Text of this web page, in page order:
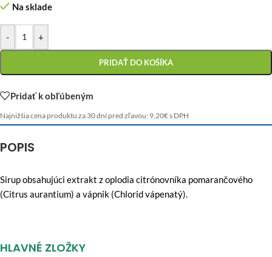
Na sklade
- +
PRIDAŤ DO KOŠÍKA
Pridať k obľúbeným
Najnižšia cena produktu za 30 dní pred zľavou: 9,20€s DPH
POPIS
Sirup obsahujúci extrakt z oplodia citrónovníka pomarančového
(Citrus aurantium) a vápnik (Chlorid vápenatý).
HLAVNÉ ZLOŽKY